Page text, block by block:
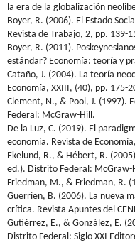
la era de la globalización
Boyer, R. (2006). El Estado
Revista de Trabajo, 2, pp. 139-
Boyer, R. (2011).
estándar? Economía: teoría y
Cataño, J. (2004). La teoría
Economía, XXIII, (40), pp. 175-
Clement, N., & Pool, J. (1997).
Federal: McGraw-Hill.
De la Luz, C. (2019). El
economía. Revista de
Ekelund, R., & Hébert, R.
ed.). Distrito Federal: McGraw-
Friedman, M., & Friedman, R.
Guerrien, B. (2006). La nueva
crítica. Revista Apuntes del
Gutiérrez, E., & González, E.
Distrito Federal: Siglo XXI